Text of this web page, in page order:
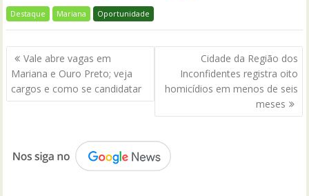
Destaque Mariana Oportunidade
Navegação
de
Post
Vale abre vagas em
Mariana e Ouro Preto; veja
cargos e como se candidatar
Cidade da Região dos
Inconfidentes registra oito
homicídios em menos de seis
meses